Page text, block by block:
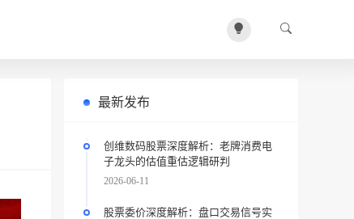
最新发布
创维数码股票深度解析：老牌消费电
子龙头的估值重估逻辑研判
2026-06-11
股票委价深度解析：盘口交易信号实